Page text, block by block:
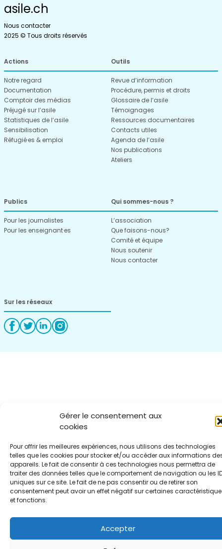
Gérer le consentement aux
cookies
Pour offrir les meilleures expériences, nous utilisons des technologies
telles que les cookies pour stocker et/ou accéder aux informations
appareils. Le fait de consentir à ces technologies nous permettra de
traiter des données telles que le comportement de navigation ou les
uniques sur ce site. Le fait de ne pas consentir ou de retirer son
consentement peut avoir un effet négatif sur certaines
et fonctions.
Accepter
asile.ch
Nous contacter
2025 © Tous droits réservés
Actions
Notre regard
Documentation
Comptoir des médias
Préjugé sur l’asile
Statistiques de l’asile
Sensibilisation
Réfugié·es & emploi
Outils
Revue d’information
Procédure, permis et droits
Glossaire de l’asile
Témoignages
Ressources documentaires
Contacts utiles
Agenda de l’asile
Nos publications
Ateliers
Publics
Pour les journalistes
Pour les enseignant·es
Qui sommes-nous ?
L’association
Que faisons-nous?
Comité et équipe
Nous soutenir
Nous contacter
Sur les réseaux